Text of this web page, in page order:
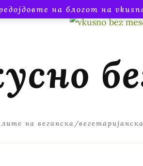
на блогот на
на веганска/